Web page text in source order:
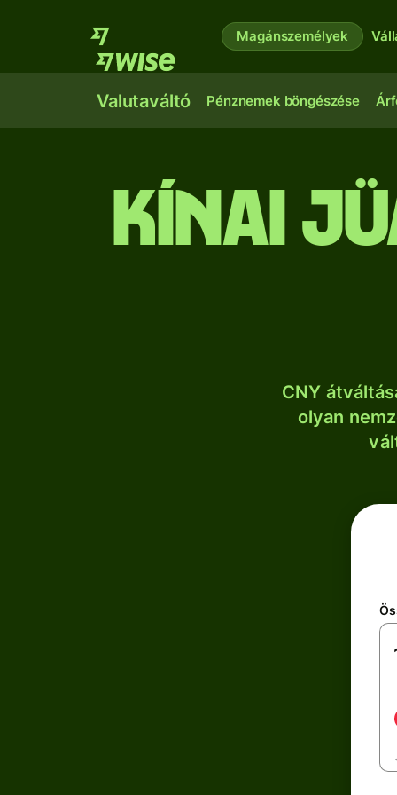
Magánszemélyek
Valutaváltó Pénznemek böngészése
kínai
CNY
olyan